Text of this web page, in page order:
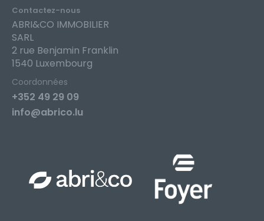
Contactez-nous
ABRI&CO IMMOBILIER
SARL
2 rue Benjamin Franklin
1540 Luxembourg
Coordonnées
+352 49 29 09
info@abrico.lu